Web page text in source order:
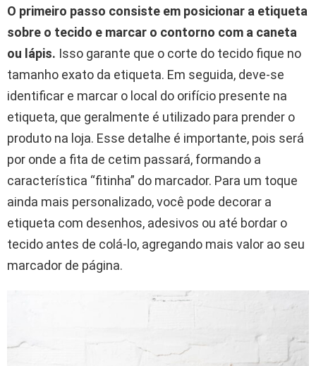
O primeiro passo consiste em posicionar a etiqueta
sobre o tecido e marcar o contorno com a caneta
ou lápis. Isso garante que o corte do tecido fique no
tamanho exato da etiqueta. Em seguida, deve-se
identificar e marcar o local do orifício presente na
etiqueta, que geralmente é utilizado para prender o
produto na loja. Esse detalhe é importante, pois será
por onde a fita de cetim passará, formando a
característica “fitinha” do marcador. Para um toque
ainda mais personalizado, você pode decorar a
etiqueta com desenhos, adesivos ou até bordar o
tecido antes de colá-lo, agregando mais valor ao seu
marcador de página.